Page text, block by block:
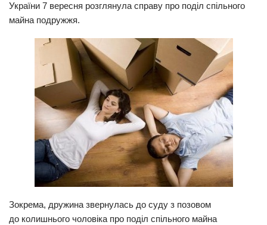
Прикарпаття
Цікаво
Наука
Технології
Історії
Рецепти
Здоров’я
України 7 вересня розглянула справу про поділ спільного
майна подружжя.
Зокрема, дружина звернулась до суду з позовом
до колишнього чоловіка про поділ спільного майна